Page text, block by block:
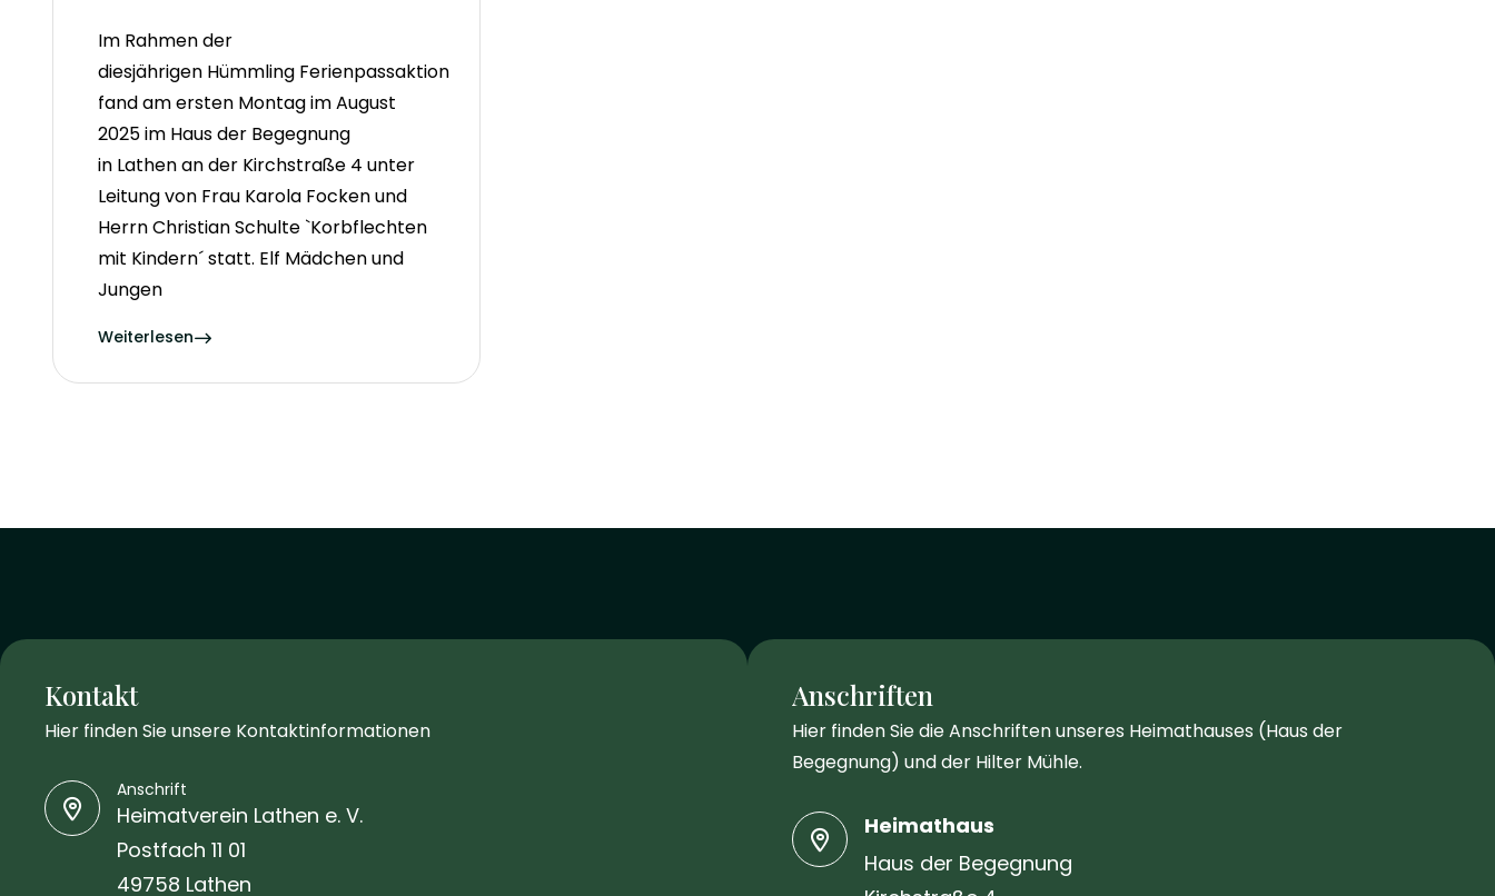
Im Rahmen der
diesjährigen Hümmling Ferienpassaktion
fand am ersten Montag im August
2025 im Haus der Begegnung
in Lathen an der Kirchstraße 4 unter
Leitung von Frau Karola Focken und
Herrn Christian Schulte `Korbflechten
mit Kindern´ statt. Elf Mädchen und
Jungen
Weiterlesen
Kontakt
Hier finden Sie unsere Kontaktinformationen
Anschrift
Heimatverein Lathen e. V.
Postfach 11 01
49758 Lathen
Anschriften
Hier finden Sie die Anschriften unseres Heimathauses (Haus der
Begegnung) und der Hilter Mühle.
Heimathaus
Haus der Begegnung